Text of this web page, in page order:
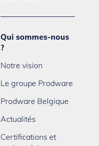
Qui sommes-nous
?
Notre vision
Le groupe Prodware
Prodware Belgique
Actualités
Certifications et